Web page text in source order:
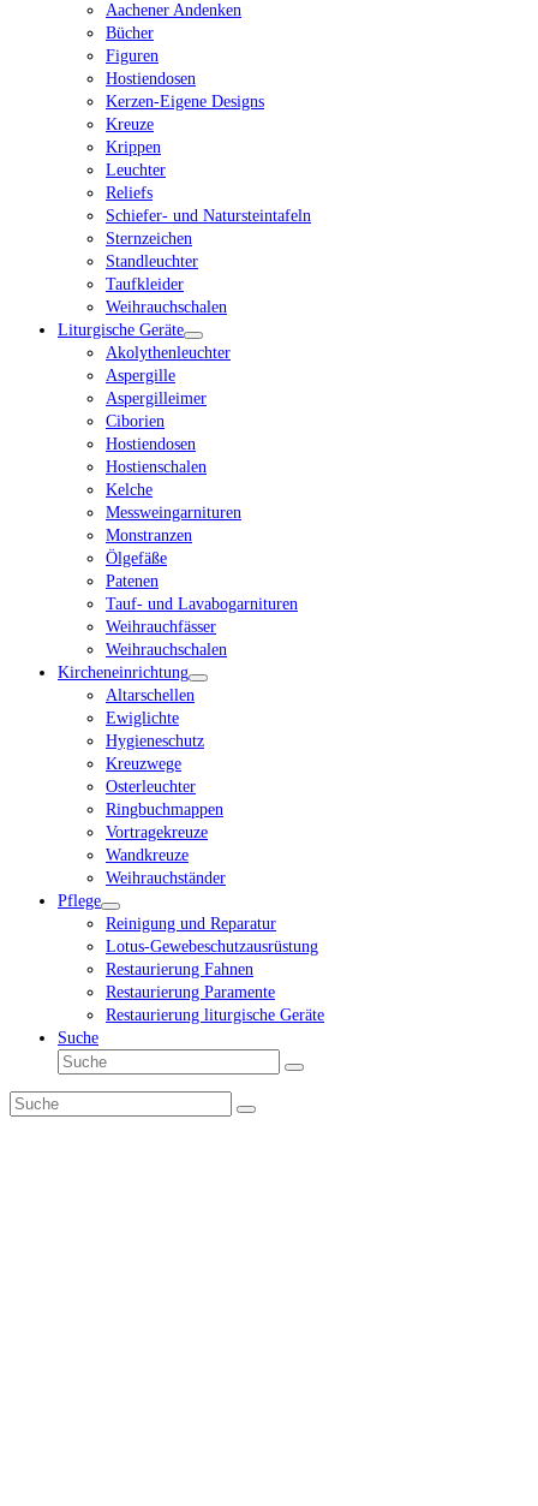
Aachener Andenken
Bücher
Figuren
Hostiendosen
Kerzen-Eigene Designs
Kreuze
Krippen
Leuchter
Reliefs
Schiefer- und Natursteintafeln
Sternzeichen
Standleuchter
Taufkleider
Weihrauchschalen
Liturgische Geräte
Akolythenleuchter
Aspergille
Aspergilleimer
Ciborien
Hostiendosen
Hostienschalen
Kelche
Messweingarnituren
Monstranzen
Ölgefäße
Patenen
Tauf- und Lavabogarnituren
Weihrauchfässer
Weihrauchschalen
Kircheneinrichtung
Altarschellen
Ewiglichte
Hygieneschutz
Kreuzwege
Osterleuchter
Ringbuchmappen
Vortragekreuze
Wandkreuze
Weihrauchständer
Pflege
Reinigung und Reparatur
Lotus-Gewebeschutzausrüstung
Restaurierung Fahnen
Restaurierung Paramente
Restaurierung liturgische Geräte
Suche
Suche
Senden
Suche
Senden